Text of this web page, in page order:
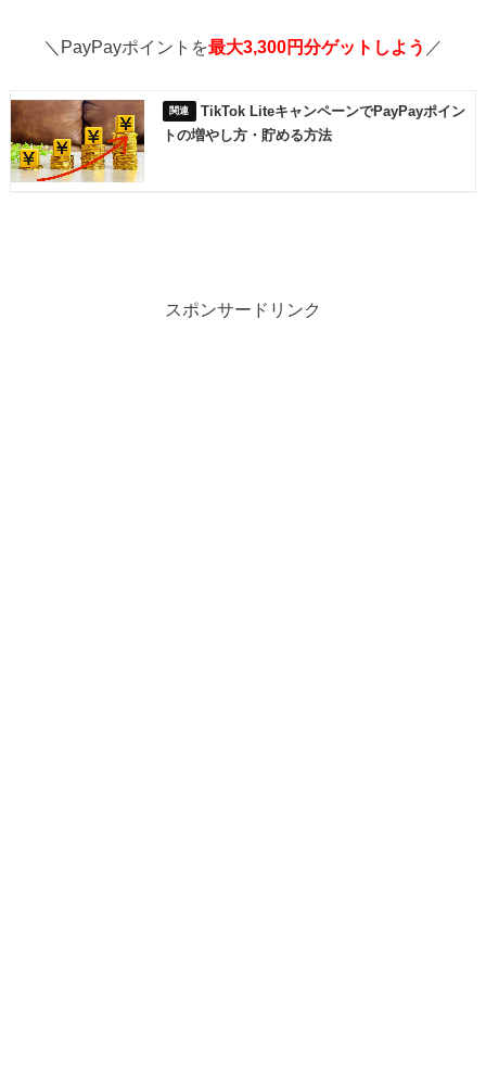
＼PayPayポイントを最大3,300円分ゲットしよう ／
TikTok LiteキャンペーンでPayPayポイン
トの増やし方・貯める方法
スポンサードリンク